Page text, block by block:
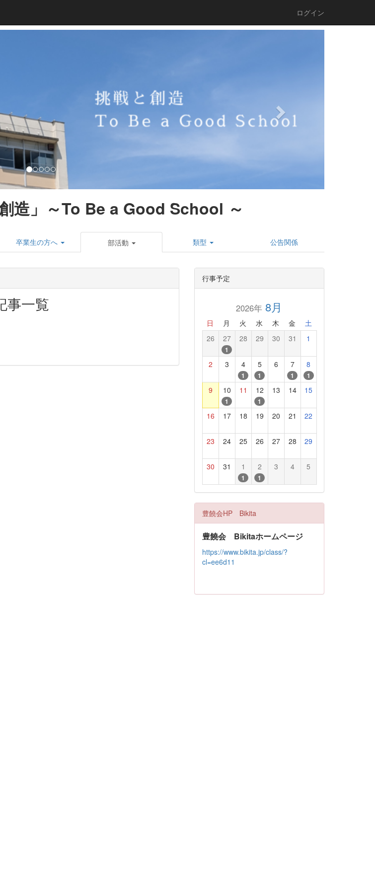
ログイン
造」～To Be a Good School ～
卒業生の方へ 部活動 類型 公告関係
事一覧
行事予定
2026年 8月
日 月 火 水 木 金 土
26 27
1
28 29 30 31 1
2 3 4
1
5
1
6 7
1
8
1
9 10
1
11 12
1
13 14 15
16 17 18 19 20 21 22
23 24 25 26 27 28 29
30 31 1
1
2
1
3 4 5
豊饒会HP Bikita
豊饒会 Bikitaホームページ
https://www.bikita.jp/class/?
cl=ee6d11